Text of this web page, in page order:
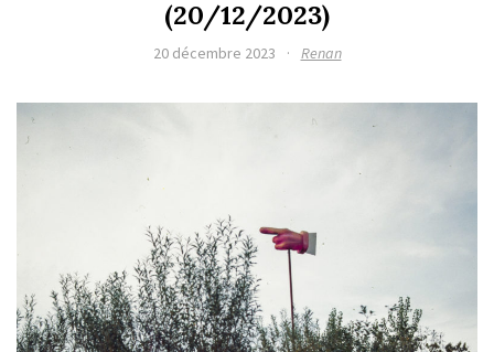
(20/12/2023)
20 décembre 2023 · Renan